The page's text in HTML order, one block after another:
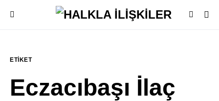
ETIKET
Eczacıbaşı İlaç